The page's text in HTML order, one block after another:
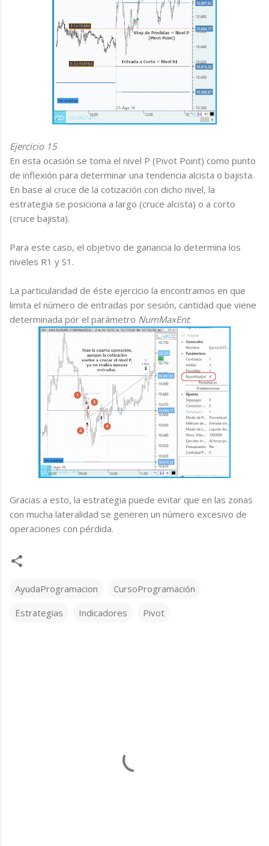
Ejercicio 15
En esta ocasión se toma el nivel P (Pivot Point) como punto
de inflexión para determinar una tendencia alcista o bajista.
En base al cruce de la cotización con dicho nivel, la
estrategia se posiciona a largo (cruce alcista) o a corto
(cruce bajista).
Para este caso, el objetivo de ganancia lo determina los
niveles R1 y S1.
La particularidad de éste ejercicio la encontramos en que
limita el número de entradas por sesión, cantidad que viene
determinada por el parámetro NumMaxEnt:
Gracias a esto, la estrategia puede evitar que en las zonas
con mucha lateralidad se generen un número excesivo de
operaciones con pérdida.
AyudaProgramacion
CursoProgramación
Estrategias
Indicadores Pivot